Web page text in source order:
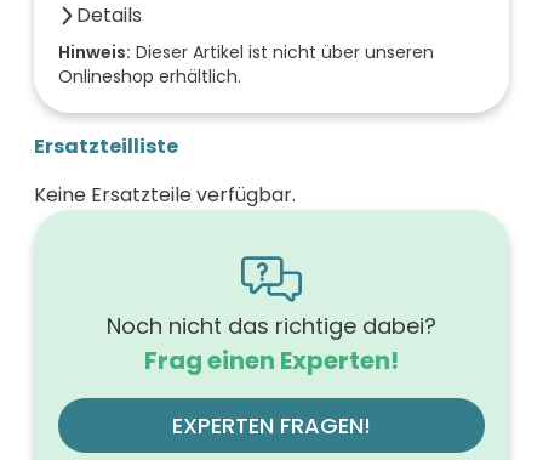
Details
Farbe der Front
520
Höhe (mm)
Tiefe (mm)
Ausführung der Beleuchtung
Werkstoff der Front
MDF-Trägerplatte mit Thermofolie
Farbe des Korpus
marone trüffel
Oberfläche
Hinweis: Dieser Artikel ist nicht über unseren
Onlineshop erhältlich.
Ersatzteilliste
Keine Ersatzteile verfügbar.
Noch nicht das richtige dabei?
Frag einen Experten!
EXPERTEN FRAGEN!